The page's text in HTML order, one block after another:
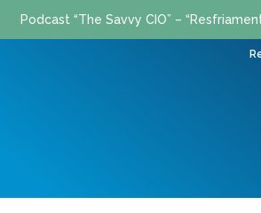
Podcast “The Savvy CIO” –